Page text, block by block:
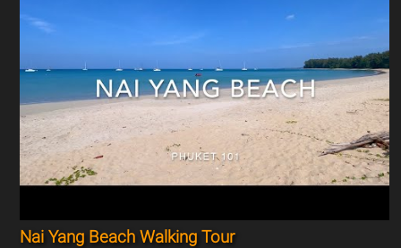
Nai Yang Beach Walking Tour